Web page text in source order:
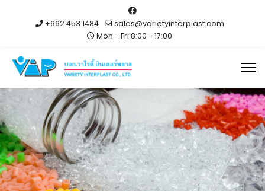
+662 453 1484
sales@varietyinterplast.com
Mon - Fri 8:00 - 17:00